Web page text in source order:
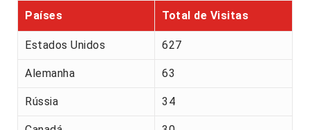
Países
Total de Visitas
Estados Unidos 627
Alemanha 63
Rússia 34